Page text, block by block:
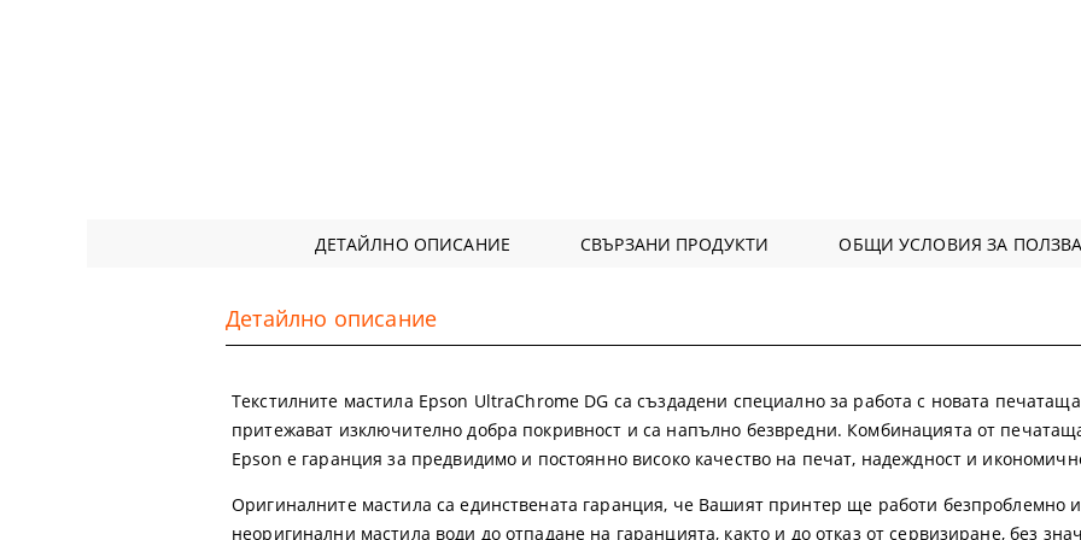
ДЕТАЙЛНО ОПИСАНИЕ СВЪРЗАНИ ПРОДУКТИ ОБЩИ УСЛОВИЯ ЗА
Детайлно описание
Tекстилните мастила Epson UltraChrome DG са създадени специално за работа с новата
притежават изключително добра покривност и са напълно безвредни. Комбинацията от
Epson е гаранция за предвидимо и постоянно високо качество на печат, надеждност и
Оригиналните мастила са единствената гаранция, че Вашият принтер ще работи безпроблемно
неоригинални мастила води до отпадане на гаранцията, както и до отказ от сервизиране, без